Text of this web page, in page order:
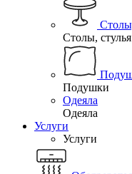
Столы, стулья
Подушки
Одеяла
Одеяла
Услуги
Услуги